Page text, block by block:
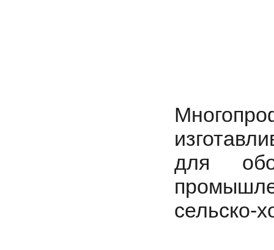
для
сельско-